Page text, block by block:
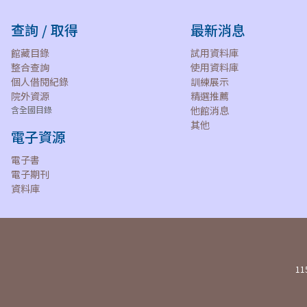
查詢 / 取得
館藏目錄
整合查詢
個人借閱紀錄
院外資源
含全國目錄
電子資源
電子書
電子期刊
資料庫
最新消息
試用資料庫
使用資料庫
訓練展示
精選推薦
他館消息
其他